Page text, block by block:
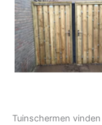
Tuindeur
Tuinschermen